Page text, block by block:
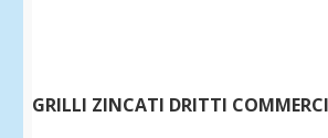
GRILLI ZINCATI DRITTI